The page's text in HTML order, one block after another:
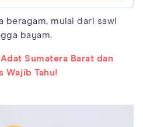
beragam, mulai dari sawi
bayam.
Sumatera Barat dan
Wajib Tahu!